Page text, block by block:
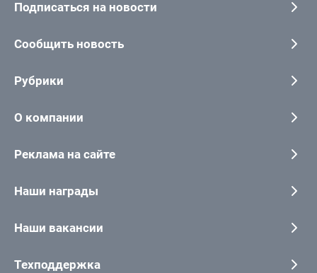
Подписаться на новости
Сообщить новость
Рубрики
О компании
Реклама на сайте
Наши награды
Наши вакансии
Техподдержка